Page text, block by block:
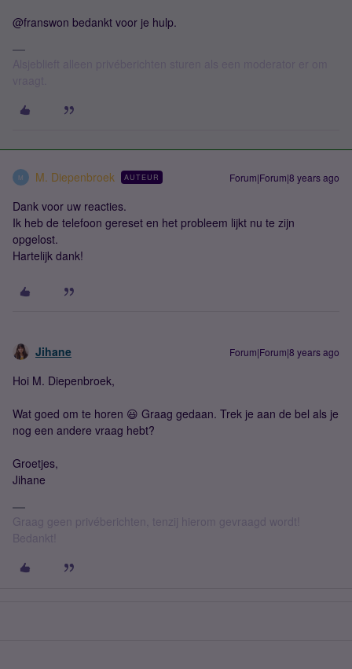
@franswon bedankt voor je hulp.
M M. Diepenbroek AUTEUR Forum|Forum|8 years ago
Dank voor uw reacties.
Ik heb de telefoon gereset en het probleem lijkt nu te zijn
opgelost.
Hartelijk dank!
Jihane Forum|Forum|8 years ago
Hoi M. Diepenbroek,
Wat goed om te horen 😃 Graag gedaan. Trek je aan de bel als je
nog een andere vraag hebt?
Groetjes,
Jihane
Graag geen privéberichten, tenzij hierom gevraagd wordt!
Bedankt!